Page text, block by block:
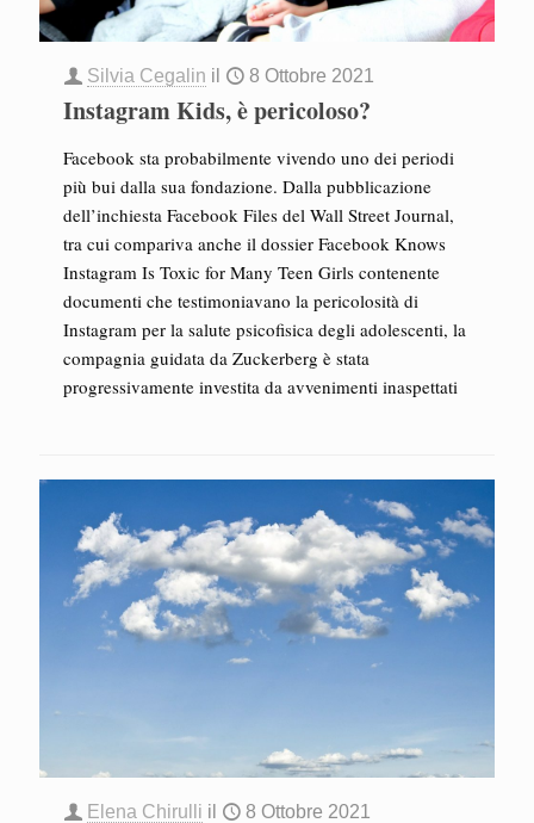
Silvia Cegalin il 8 Ottobre 2021
Instagram Kids, è pericoloso?
Facebook sta probabilmente vivendo uno dei periodi
più bui dalla sua fondazione. Dalla pubblicazione
dell’inchiesta Facebook Files del Wall Street Journal,
tra cui compariva anche il dossier Facebook Knows
Instagram Is Toxic for Many Teen Girls contenente
documenti che testimoniavano la pericolosità di
Instagram per la salute psicofisica degli adolescenti, la
compagnia guidata da Zuckerberg è stata
progressivamente investita da avvenimenti inaspettati
Elena Chirulli il 8 Ottobre 2021